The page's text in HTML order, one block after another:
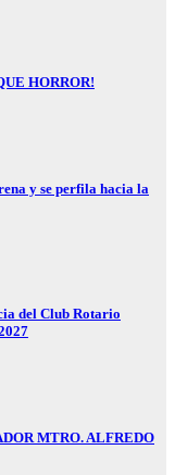
HORROR!
y se perfila hacia la
del Club Rotario
MTRO. ALFREDO